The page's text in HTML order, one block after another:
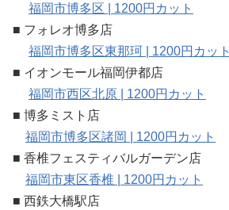
福岡市博多区 | 1200円カット
■ フォレオ博多店
福岡市博多区東那珂 | 1200円カット
■ イオンモール福岡伊都店
福岡市西区北原 | 1200円カット
■ 博多ミスト店
福岡市博多区諸岡 | 1200円カット
■ 香椎フェスティバルガーデン店
福岡市東区香椎 | 1200円カット
■ 西鉄大橋駅店